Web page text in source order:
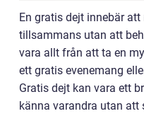
En gratis dejt innebär
tillsammans utan att
vara allt från att ta en
ett gratis evenemang
Gratis dejt kan vara ett
känna varandra utan att